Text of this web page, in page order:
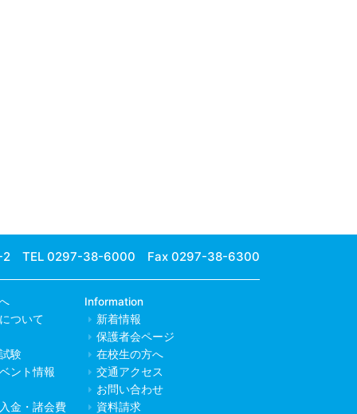
2 TEL 0297-38-6000 Fax 0297-38-6300
ついて
験
ント情報
金・諸会費
Information
新着情報
保護者会ページ
在校生の方へ
交通アクセス
お問い合わせ
資料請求